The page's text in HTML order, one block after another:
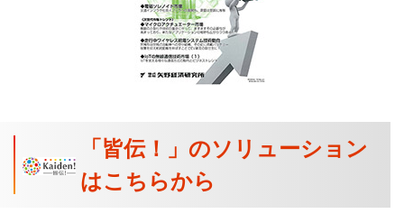
「皆伝！」のソリューション
はこちらから